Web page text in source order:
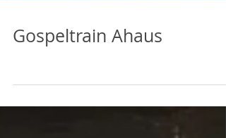
Gospeltrain Ahaus